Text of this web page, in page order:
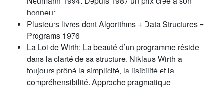
honneur
Plusieurs livres dont Algorithms + Data Structures =
Programs 1976
La Loi de Wirth: La beauté d’un programme réside
dans la clarté de sa structure. Niklaus Wirth a
toujours prôné la simplicité, la lisibilité et la
compréhensibilité. Approche pragmatique